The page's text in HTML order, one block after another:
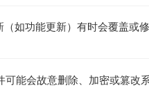
（如功能更新）有时会覆盖
可能会故意删除、加密或篡改